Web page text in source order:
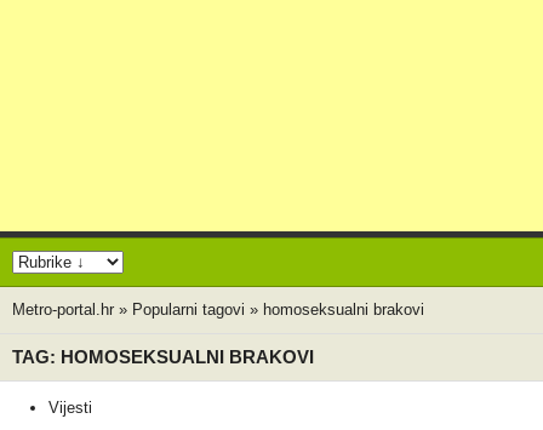
Metro-portal.hr » Popularni tagovi » homoseksualni brakovi
TAG: HOMOSEKSUALNI BRAKOVI
Vijesti